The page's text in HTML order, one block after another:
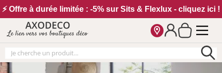
⚡ Offre à durée limitée : -5% sur Sits & Flexlux - cliquez ici !
Le lien vers vos boutiques déco
Vos paramètres cookies